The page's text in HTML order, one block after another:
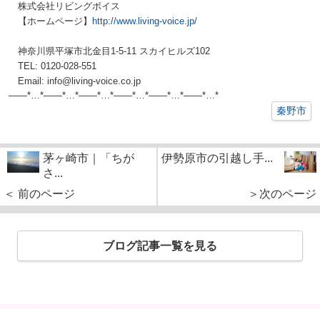
株式会社リビングボイス
【ホームページ】
http://www.living-voice.jp/
神奈川県平塚市北金目1-5-11 スカイヒルズ102
TEL: 0120-028-551
Email: info@living-voice.co.jp
——*…*——*…*——*…*——*…*——*…*——*…*
秦野市
茅ヶ崎市｜「ちが
さ...
＜ 前のページ
伊勢原市の引越し手...
＞次のページ
ブログ記事一覧を見る